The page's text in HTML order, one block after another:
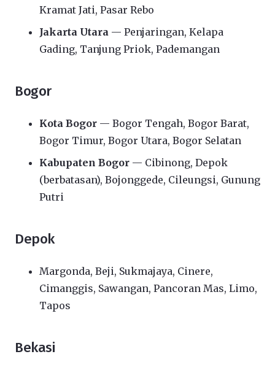
Kramat Jati, Pasar Rebo
Jakarta Utara — Penjaringan, Kelapa
Gading, Tanjung Priok, Pademangan
Bogor
Kota Bogor — Bogor Tengah, Bogor Barat,
Bogor Timur, Bogor Utara, Bogor Selatan
Kabupaten Bogor — Cibinong, Depok
(berbatasan), Bojonggede, Cileungsi, Gunung
Putri
Depok
Margonda, Beji, Sukmajaya, Cinere,
Cimanggis, Sawangan, Pancoran Mas, Limo,
Tapos
Bekasi